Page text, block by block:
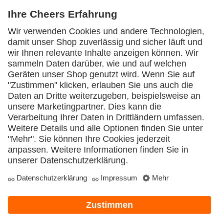
Bedienungsanleitung Corona
Downloads Energiesparen Event Food & Drinks
Gastro Coaching Gastrotechnik Gründer
Gästemanagement Inventur Kalkulation
Kundenbindung Lagerung Lebensmittel Lifestyle
Marketing Nachhaltigkeit Neueröffnung
Pizzaofen Ratgeber Rechtliches Resteverwertung
Spaß Spülmaschine Spültechnik Stressbewältigung